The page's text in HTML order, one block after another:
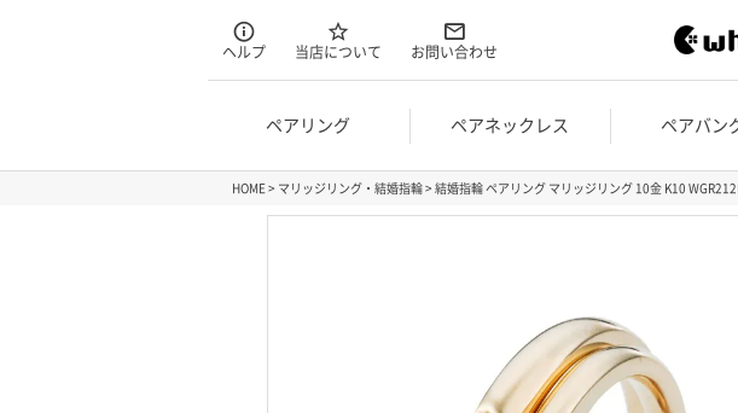
ヘルプ 当店について お問い合わせ
ペアリング ペアネックレス ペアバン
HOME マリッジリング・結婚指輪 結婚指輪 ペアリング マリッジリング 10金 K10